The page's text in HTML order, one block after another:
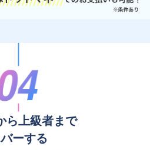
ら上級者まで
ーする